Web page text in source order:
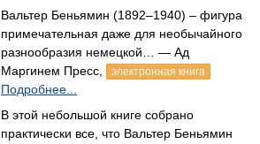
Вальтер Беньямин (1892–1940) – фигура
примечательная даже для необычайного
разнообразия немецкой… — Ад
Маргинем Пресс,
электронная книга
Подробнее...
В этой небольшой книге собрано
практически все, что Вальтер Беньямин